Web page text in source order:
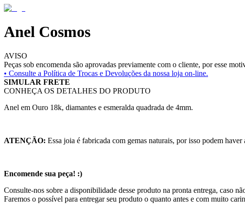
Anel Cosmos
AVISO
Peças sob encomenda são aprovadas previamente com o cliente, por esse
• Consulte a Política de Trocas e Devoluções da nossa loja on-line.
SIMULAR FRETE
CONHEÇA OS DETALHES DO PRODUTO
Anel em Ouro 18k, diamantes e esmeralda quadrada de 4mm.
ATENÇÃO: Essa joia é fabricada com gemas naturais, por isso podem haver
Encomende sua peça! :)
Consulte-nos sobre a disponibilidade desse produto na pronta entrega, caso
Faremos o possível para entregar seu produto o quanto antes e com muito